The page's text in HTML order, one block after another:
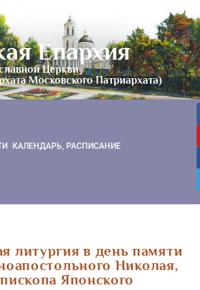
Епархия
Церкви
Московского Патриархата)
КАЛЕНДАРЬ, РАСПИСАНИЕ
литургия в день памяти
Николая,
Японского